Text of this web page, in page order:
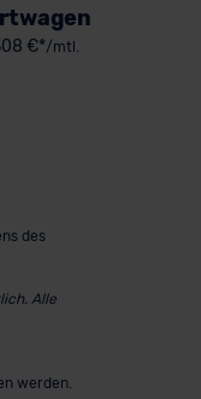
€*/mtl.
des
Alle
werden.